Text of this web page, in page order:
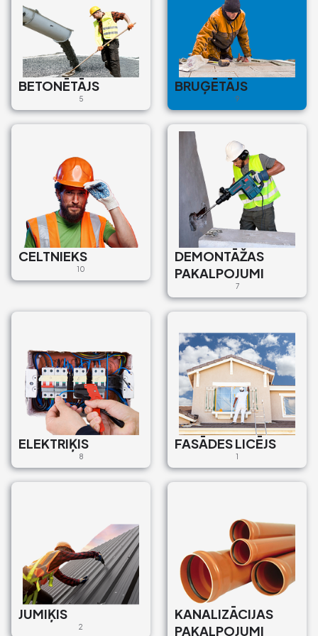
Atved un ieber šķembu
slāni. Ieber smalko
materiālu izlīdzināšanas
kārta
Bruģētājs
Ogres iela 9, Ogre, Ogre
pilsēta, Ogres novads, LV-5001,
Bruģēšanas darbi
Bruģētājs
Zemnieku iela 4, Liepāja, LV-
3401, Latvija
€55
Bruģēšana un
apzaļumošana
Institūta iela 17, Ulbroka,
Stopiņu pagasts, Ropažu
novads, LV-2130, Latvija
€35
Ceļu būve un bruģēšana
Dravnieki 3, Jaunsaurieši,
Salaspils pagasts, Salaspils
€10
Veicam āra un iekšdarba
remontu
Bruģētājs
Pētersalas iela 1B, Ziemeļu
rajons, Rīga, LV-1045, Latvija
BETONĒTĀJS
5
BRUĢĒTĀJS
9
CELTNIEKS
10
DEMONTĀŽAS
PAKALPOJUMI
7
ELEKTRIĶIS
8
FASĀDES LICĒJS
1
JUMIĶIS
2
KANALIZĀCIJAS
PAKALPOJUMI